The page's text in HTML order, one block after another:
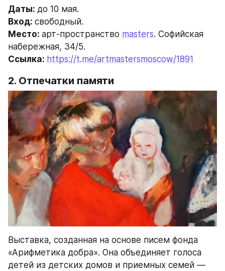
Даты: до 10 мая.
Вход: свободный.
Место: арт-пространство masters. Софийская
набережная, 34/5.
Ссылка: https://t.me/artmastersmoscow/1891
2. Отпечатки памяти
Выставка, созданная на основе писем фонда
«Арифметика добра». Она объединяет голоса
детей из детских домов и приемных семей —